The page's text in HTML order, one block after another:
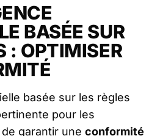
BASÉE SUR
: OPTIMISER
basée sur les règles
pour les
garantir uneconformité